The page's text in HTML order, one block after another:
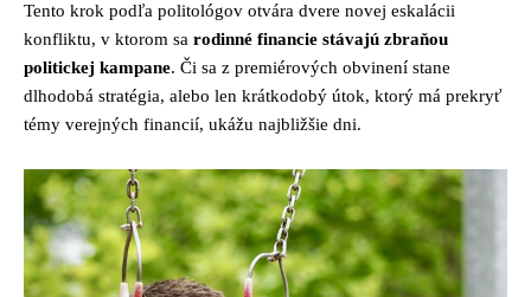
Tento krok podľa politológov otvára dvere novej eskalácii
konfliktu, v ktorom sa rodinné financie stávajú zbraňou
politickej kampane. Či sa z premiérových obvinení stane
dlhodobá stratégia, alebo len krátkodobý útok, ktorý má prekryť
témy verejných financií, ukážu najbližšie dni.